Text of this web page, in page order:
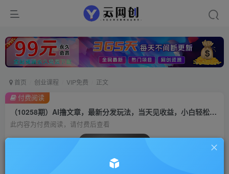
首页 创业课程 VIP免费 正文
（10258期）AI撸文章，最新分发玩法，当天见收益，小白轻松日入2000+
此内容为付费阅读，请付费后查看
会员专属资源
付费阅读